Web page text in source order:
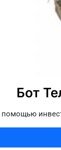
Бот
помощью